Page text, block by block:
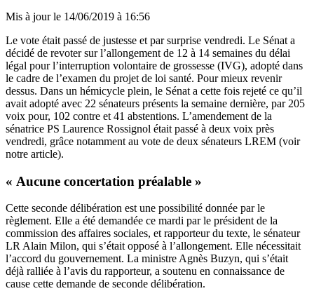
Mis à jour le 14/06/2019 à 16:56
Le vote était passé de justesse et par surprise vendredi. Le Sénat a
décidé de revoter sur l’allongement de 12 à 14 semaines du délai
légal pour l’interruption volontaire de grossesse (IVG), adopté dans
le cadre de l’examen du projet de loi santé. Pour mieux revenir
dessus. Dans un hémicycle plein, le Sénat a cette fois rejeté ce qu’il
avait adopté avec 22 sénateurs présents la semaine dernière, par 205
voix pour, 102 contre et 41 abstentions. L’amendement de la
sénatrice PS Laurence Rossignol était passé à deux voix près
vendredi, grâce notamment au vote de deux sénateurs LREM (voir
notre article).
« Aucune concertation préalable »
Cette seconde délibération est une possibilité donnée par le
règlement. Elle a été demandée ce mardi par le président de la
commission des affaires sociales, et rapporteur du texte, le sénateur
LR Alain Milon, qui s’était opposé à l’allongement. Elle nécessitait
l’accord du gouvernement. La ministre Agnès Buzyn, qui s’était
déjà ralliée à l’avis du rapporteur, a soutenu en connaissance de
cause cette demande de seconde délibération.